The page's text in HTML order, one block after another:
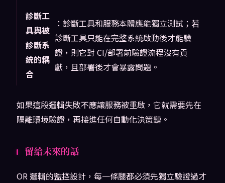
診斷工
具與被
診斷系
統的耦
合
：診斷工具和服務本體應能獨立測試；若
診斷工具只能在完整系統啟動後才能驗
證，則它對 CI/部署前驗證流程沒有貢
獻，且部署後才會暴露問題。
如果這段邏輯失敗不應讓服務被重啟，它就需要先在
隔離環境驗證，再接進任何自動化決策鏈。
留給未來的話
OR 邏輯的監控設計，每一條腿都必須先獨立驗證過才